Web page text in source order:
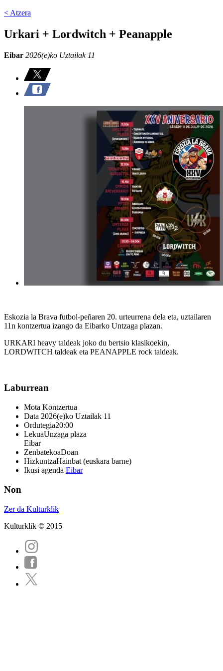
< Atzera
Urkari + Lordwitch + Peanapple
Eibar 2026(e)ko Uztailak 11
Eskozia la Brava futbol-peñaren 20. urteurrena dela eta, uztailaren
11n kontzertua izango da Eibarko Untzaga plazan.
URKARI heavy taldeak joko du bertsio klasikoekin,
LORDWITCH taldeak eta PEANAPPLE rock taldeak.
Laburrean
Mota Kontzertua
Data 2026(e)ko Uztailak 11
Ordutegia20:00
LekuaUnzaga plaza
Eibar
ZenbatekoaDoan
HizkuntzaHainbat (euskara barne)
Ikusi agenda Eibar
Non
Zer da Kulturklik
Kulturklik © 2015